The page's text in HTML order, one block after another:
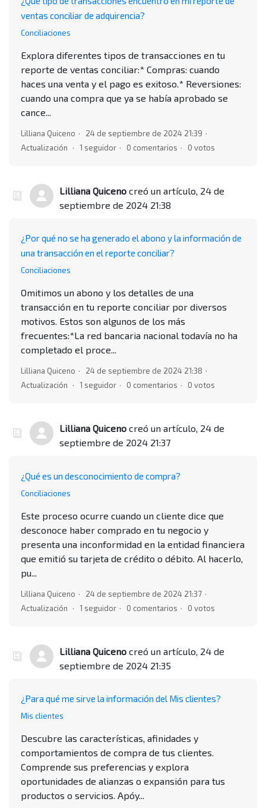
ventas conciliar de adquirencia?
Conciliaciones
Explora diferentes tipos de transacciones en tu
reporte de ventas conciliar:* Compras: cuando
haces una venta y el pago es exitoso.* Reversiones:
cuando una compra que ya se había aprobado se
cance...
Lilliana Quiceno
24 de septiembre de 2024 21:39
Actualización
1 seguidor 0 comentarios 0 votos
Lilliana Quiceno creó un artículo, 24 de
septiembre de 2024 21:38
¿Por qué no se ha generado el abono y la información de
una transacción en el reporte conciliar?
Conciliaciones
Omitimos un abono y los detalles de una
transacción en tu reporte conciliar por diversos
motivos. Estos son algunos de los más
frecuentes:*La red bancaria nacional todavía no ha
completado el proce...
Lilliana Quiceno
24 de septiembre de 2024 21:38
Actualización
1 seguidor 0 comentarios 0 votos
Lilliana Quiceno creó un artículo, 24 de
septiembre de 2024 21:37
¿Qué es un desconocimiento de compra?
Conciliaciones
Este proceso ocurre cuando un cliente dice que
desconoce haber comprado en tu negocio y
presenta una inconformidad en la entidad financiera
que emitió su tarjeta de crédito o débito. Al hacerlo,
pu...
Lilliana Quiceno
24 de septiembre de 2024 21:37
Actualización
1 seguidor 0 comentarios 0 votos
Lilliana Quiceno creó un artículo, 24 de
septiembre de 2024 21:35
¿Para qué me sirve la información del Mis clientes?
Mis clientes
Descubre las características, afinidades y
comportamientos de compra de tus clientes.
Comprende sus preferencias y explora
oportunidades de alianzas o expansión para tus
productos o servicios. Apóy...